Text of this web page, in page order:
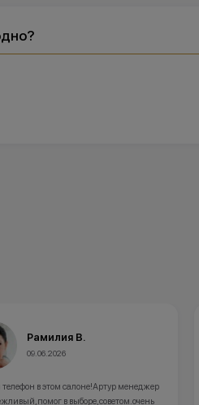
Рамилия В.
09.06.2026
в этом салоне!Артур менеджер
в выборе,советом.очень